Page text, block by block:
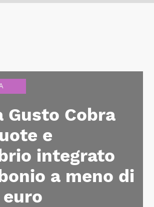
Gusto Cobra
e
integrato
a meno di